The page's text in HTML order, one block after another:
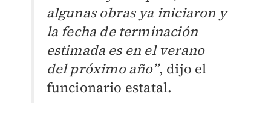
algunas obras ya iniciaron y
la fecha de terminación
estimada es en el verano
del próximo año”, dijo el
funcionario estatal.